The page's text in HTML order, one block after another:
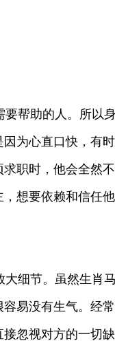
帮助的人。所以
为心直口快，有
职时，他会全然
想要依赖和信任
细节。虽然生肖
易没有生气。经
忽视对方的一切